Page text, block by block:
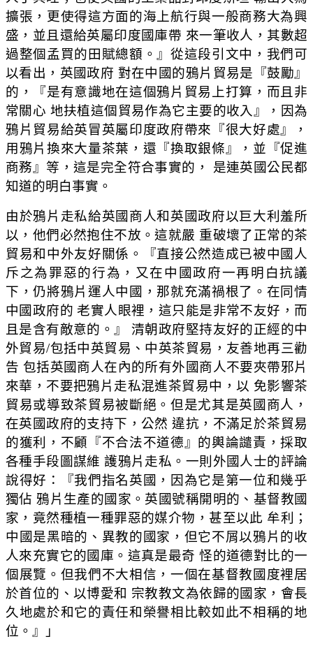
擴張，更使得這方面的海上航行與一般商務大為興
盛，並且還給英屬印度國庫帶 來一筆收人，其數超
過整個孟買的田賦總額。』從這段引文中，我們可
以看出，英國政府 對在中國的鴉片貿易是『鼓勵』
的，『是有意識地在這個鴉片貿易上打算，而且非
常關心 地扶植這個貿易作為它主要的收入』，因為
鴉片貿易給英冒英屬印度政府帶來『很大好處』，
用鴉片換來大量茶葉，還『換取銀條』，並『促進
商務』等，這是完全符合事實的， 是連英國公民都
知道的明白事實。
由於鴉片走私給英國商人和英國政府以巨大利羞所
以，他們必然抱住不放。這就嚴 重破壞了正常的茶
貿易和中外友好關係。『直接公然造成已被中國人
斥之為罪惡的行為，又在中國政府一再明白抗議
下，仍將鴉片運人中國，那就充滿禍根了。在同情
中國政府的 老實人眼裡，這只能是非常不友好，而
且是含有敵意的。』 清朝政府堅持友好的正經的中
外貿易/包括中英貿易、中英茶貿易，友善地再三勸
告 包括英國商人在內的所有外國商人不要夾帶邪片
來華，不要把鴉片走私混進茶貿易中，以 免影響茶
貿易或導致茶貿易被斷絕。但是尤其是英國商人，
在英國政府的支持下，公然 違抗，不滿足於茶貿易
的獲利，不顧『不合法不道德』的輿論譴責，採取
各種手段圖謀維 護鴉片走私。一則外國人士的評論
說得好：『我們指名英國，因為它是第一位和幾乎
獨佔 鴉片生產的國家。英國號稱開明的、基督教國
家，竟然種植一種罪惡的媒介物，甚至以此 牟利；
中國是黑暗的、異教的國家，但它不屑以鴉片的收
人來充實它的國庫。這真是最奇 怪的道德對比的一
個展覽。但我們不大相信，一個在基督教國度裡居
於首位的、以博愛和 宗教教文為依歸的國家，會長
久地處於和它的責任和榮譽相比較如此不相稱的地
位。』」